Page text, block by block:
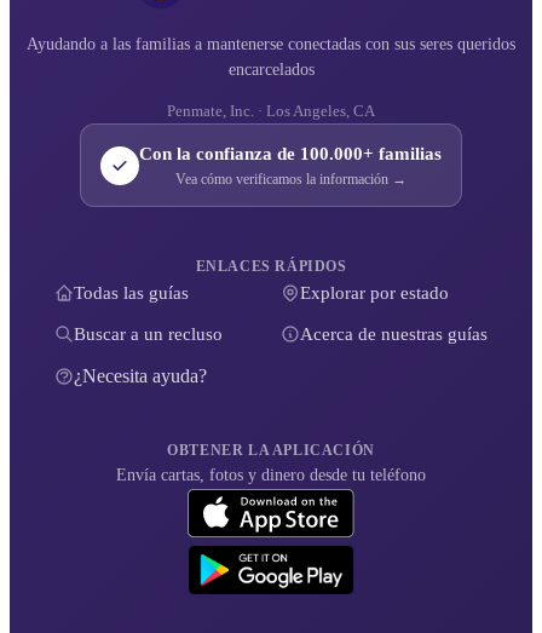
Ayudando a las familias a mantenerse conectadas con sus seres queridos
encarcelados
Penmate, Inc. · Los Angeles, CA
Con la confianza de 100.000+ familias
Vea cómo verificamos la información →
ENLACES RÁPIDOS
Todas las guías Explorar por estado
Buscar a un recluso Acerca de nuestras guías
¿Necesita ayuda?
OBTENER LA APLICACIÓN
Envía cartas, fotos y dinero desde tu teléfono